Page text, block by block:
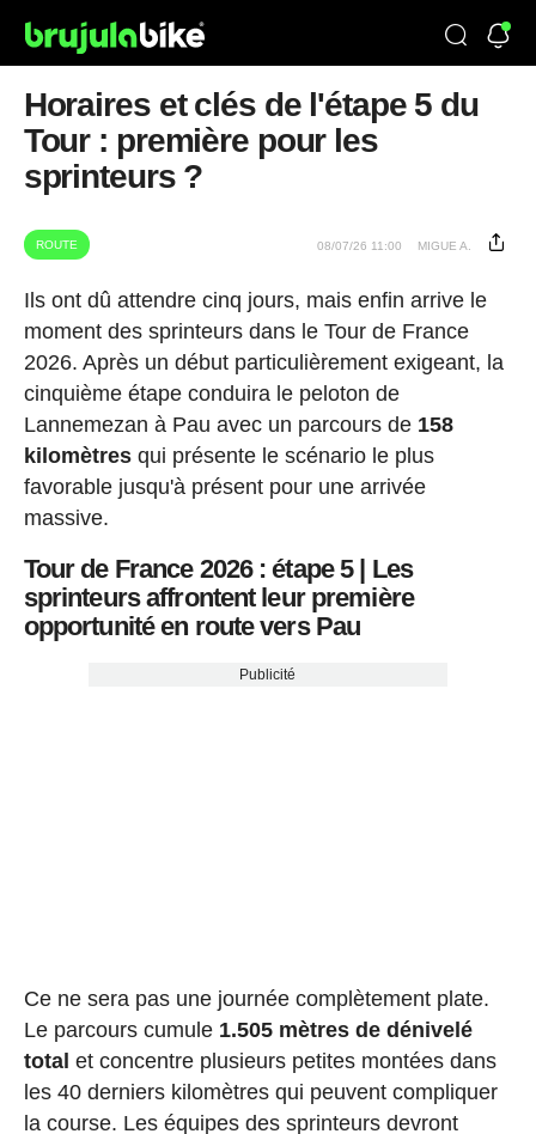
Horaires et clés de l'étape 5 du
Tour : première pour les
sprinteurs ?
ROUTE 08/07/26 11:00 MIGUE A.
Ils ont dû attendre cinq jours, mais enfin arrive le
moment des sprinteurs dans le Tour de France
2026. Après un début particulièrement exigeant, la
cinquième étape conduira le peloton de
Lannemezan à Pau avec un parcours de158
kilomètresqui présente le scénario le plus
favorable jusqu'à présent pour une arrivée
massive.
Tour de France 2026 : étape 5 | Les
sprinteurs affrontent leur première
opportunité en route vers Pau
Publicité
Ce ne sera pas une journée complètement plate.
Le parcours cumule 1.505 mètres de dénivelé
total et concentre plusieurs petites montées dans
les 40 derniers kilomètres qui peuvent compliquer
la course. Les équipes des sprinteurs devront